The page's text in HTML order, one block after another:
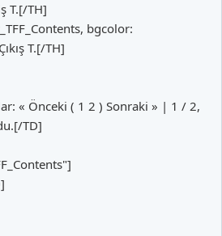
T.[/TH]
bgcolor:
T.[/TH]
« Önceki ( 1 2 ) Sonraki » | 1 / 2,
TD]